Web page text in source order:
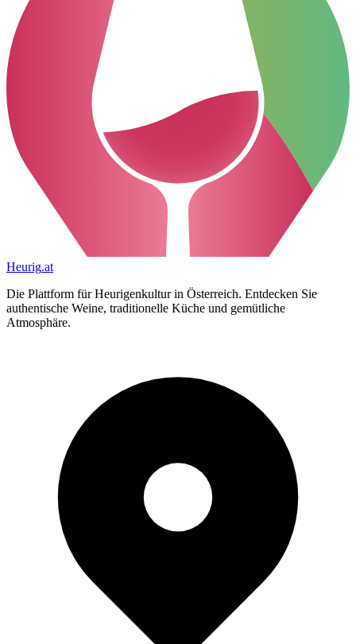
Heurig.at
Die Plattform für Heurigenkultur in Österreich. Entdecken Sie
authentische Weine, traditionelle Küche und gemütliche
Atmosphäre.